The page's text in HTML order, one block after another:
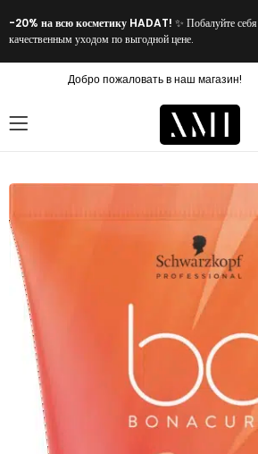
-20% на всю косметику HADAT! ✨ Побалуйте себя
качественным уходом по выгодной цене.
Добро пожаловать в наш магазин!